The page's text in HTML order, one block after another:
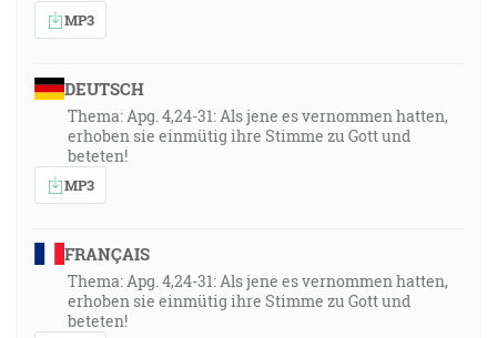
MP3
DEUTSCH
Thema: Apg. 4,24-31: Als jene es vernommen hatten,
erhoben sie einmütig ihre Stimme zu Gott und
beteten!
MP3
FRANÇAIS
Thema: Apg. 4,24-31: Als jene es vernommen hatten,
erhoben sie einmütig ihre Stimme zu Gott und
beteten!